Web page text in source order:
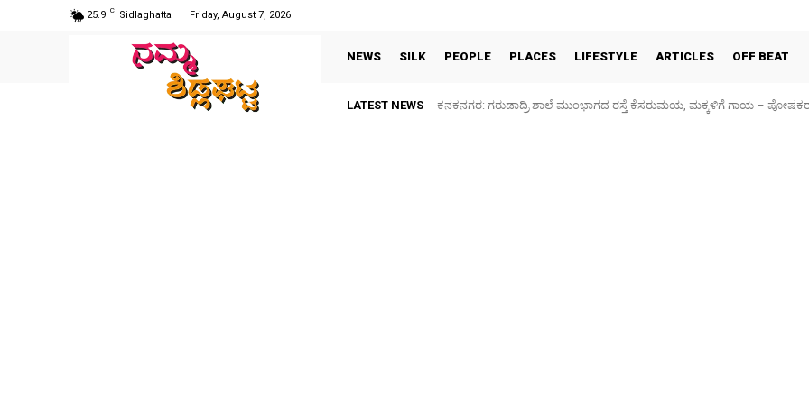
25.9 C Sidlaghatta Friday, August 7, 2026
NEWS SILK PEOPLE PLACES LIFESTYLE ARTICLES OFF BEAT
LATEST NEWS ಕನಕನಗರ: ಗರುಡಾದ್ರಿ ಶಾಲೆ ಮುಂಭಾಗದ ರಸ್ತೆ ಕೆಸರುಮಯ, ಮಕ್ಕಳಿಗೆ ಗಾಯ –